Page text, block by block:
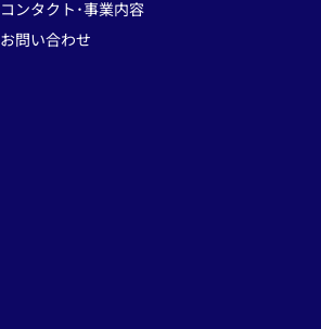
コンタクト･事業内容
お問い合わせ